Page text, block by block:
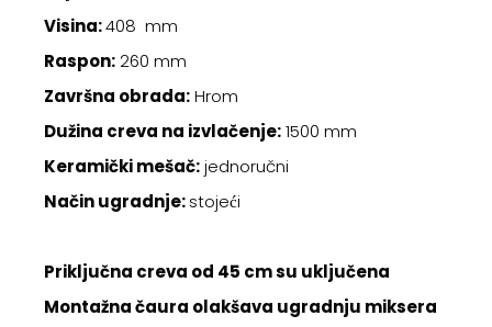
Visina:408 mm
Raspon:260 mm
Završna obrada:Hrom
Dužina creva na izvlačenje:1500 mm
Keramički mešač:jednoručni
Način ugradnje:stojeći
Priključna creva od 45 cm su uključena
Montažna čaura olakšava ugradnju miksera